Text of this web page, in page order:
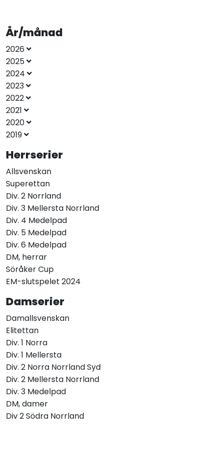
År/månad
2026
2025
2024
2023
2022
2021
2020
2019
Herrserier
Allsvenskan
Superettan
Div. 2 Norrland
Div. 3 Mellersta Norrland
Div. 4 Medelpad
Div. 5 Medelpad
Div. 6 Medelpad
DM, herrar
Söråker Cup
EM-slutspelet 2024
Damserier
Damallsvenskan
Elitettan
Div. 1 Norra
Div. 1 Mellersta
Div. 2 Norra Norrland Syd
Div. 2 Mellersta Norrland
Div. 3 Medelpad
DM, damer
Div 2 Södra Norrland